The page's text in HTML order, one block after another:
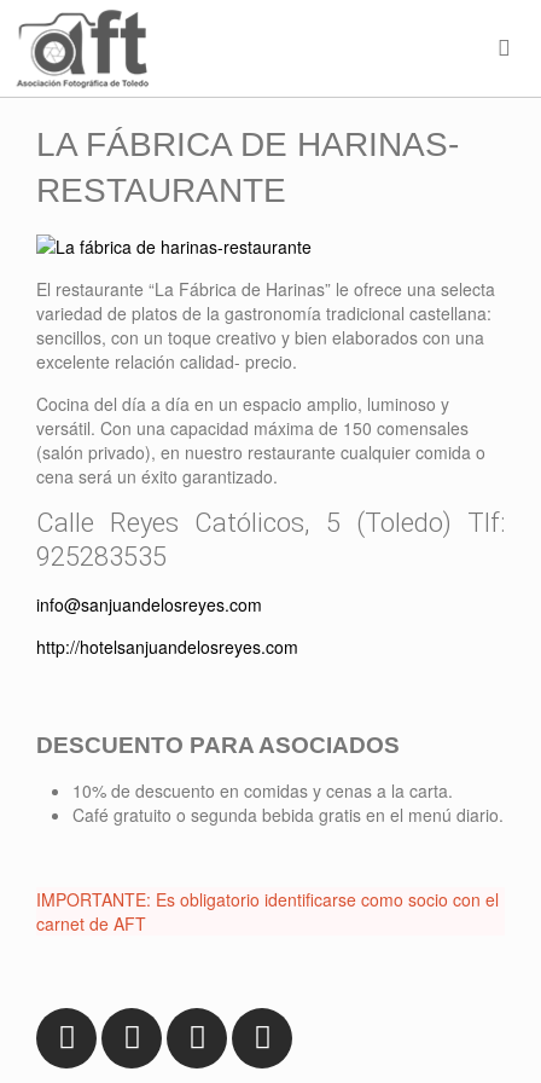
LA FÁBRICA DE HARINAS-
RESTAURANTE
El restaurante “La Fábrica de Harinas” le ofrece una selecta
variedad de platos de la gastronomía tradicional castellana:
sencillos, con un toque creativo y bien elaborados con una
excelente relación calidad- precio.
Cocina del día a día en un espacio amplio, luminoso y
versátil. Con una capacidad máxima de 150 comensales
(salón privado), en nuestro restaurante cualquier comida o
cena será un éxito garantizado.
Calle Reyes Católicos, 5 (Toledo) Tlf:
925283535
info@sanjuandelosreyes.com
http://hotelsanjuandelosreyes.com
DESCUENTO PARA ASOCIADOS
10% de descuento en comidas y cenas a la carta.
Café gratuito o segunda bebida gratis en el menú diario.
IMPORTANTE: Es obligatorio identificarse como socio con el
carnet de AFT